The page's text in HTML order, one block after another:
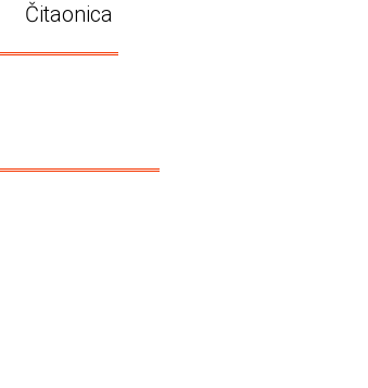
Čitaonica